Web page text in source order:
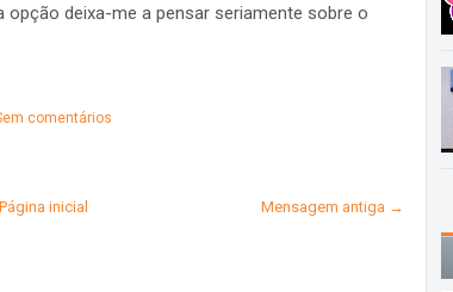
deixa-me a pensar seriamente sobre o
comentários
Mensagem antiga →
Página inicial